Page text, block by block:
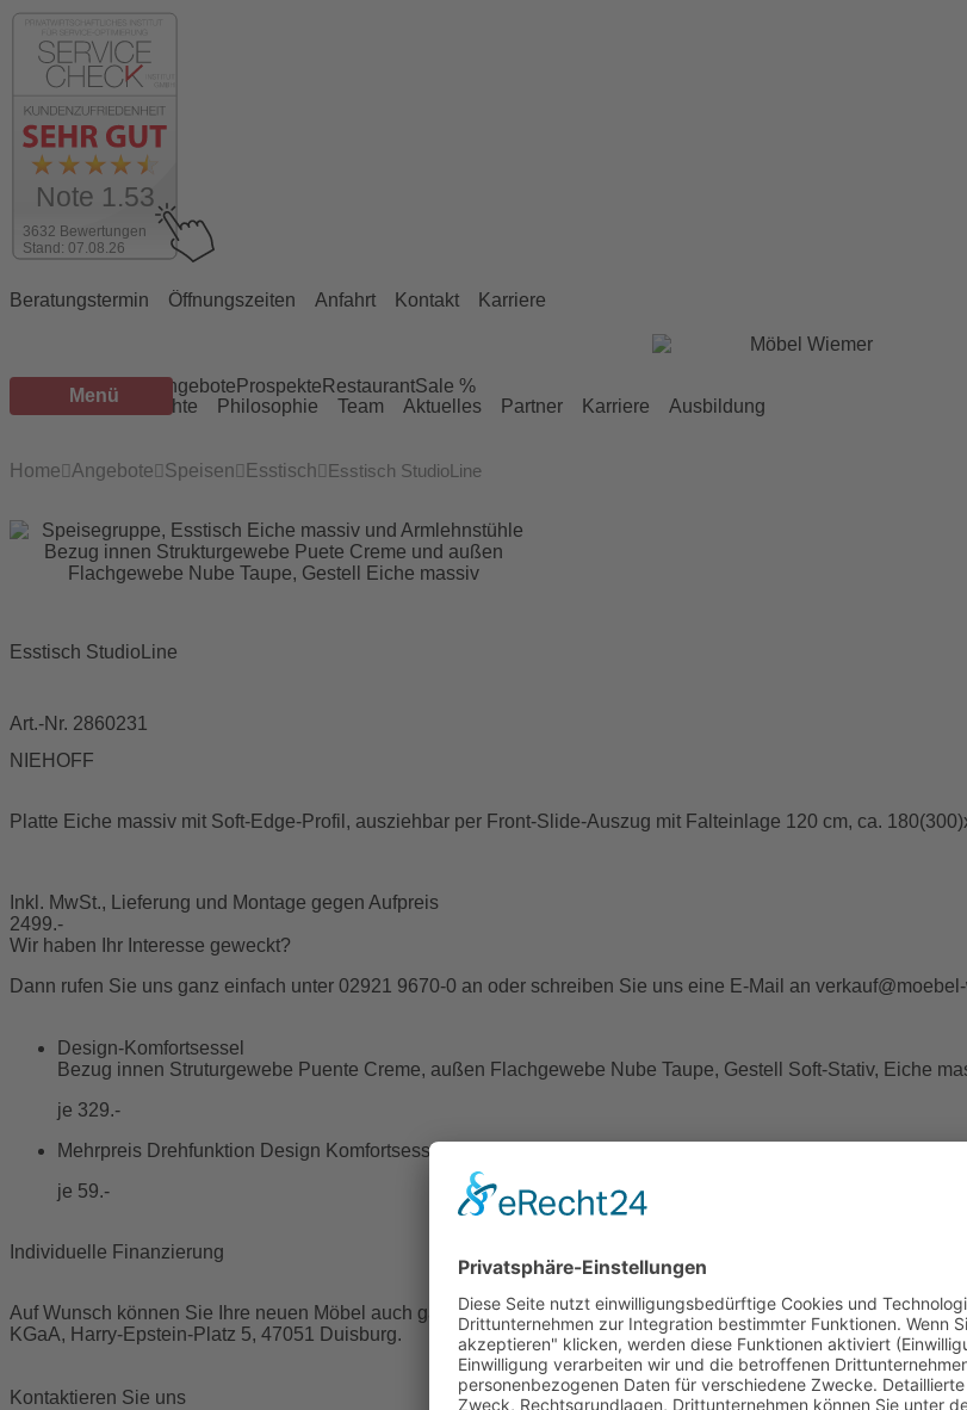
3632 Bewertungen
Stand: 07.08.26
Note 1.53
Beratungstermin Öffnungszeiten Anfahrt Kontakt Karriere
Menü
Sortiment Marken Angebote Prospekte RestaurantSale %
Services
Geschichte Philosophie Team Aktuelles Partner Karriere Ausbildung
Home Angebote Speisen Esstisch Esstisch StudioLine
Esstisch StudioLine
Art.-Nr. 2860231
NIEHOFF
Platte Eiche massiv mit Soft-Edge-Profil, ausziehbar per Front-Slide-Auszug mit Falteinlage 120 cm, ca.
Inkl. MwSt., Lieferung und Montage gegen Aufpreis
2499.-
Wir haben Ihr Interesse geweckt?
Dann rufen Sie uns ganz einfach unter 02921 9670-0 an oder schreiben Sie uns eine E-Mail an
Design-Komfortsessel
Bezug innen Struturgewebe Puente Creme, außen Flachgewebe Nube Taupe, Gestell Soft-Stativ, Eiche
je 329.-
Mehrpreis Drehfunktion Design Komfortsessel
je 59.-
Individuelle Finanzierung
Auf Wunsch können Sie Ihre neuen Möbel auch ganz bequem in Raten zahlen, Bonität vorausgesetzt.
KGaA, Harry-Epstein-Platz 5, 47051 Duisburg.
Kontaktieren Sie uns